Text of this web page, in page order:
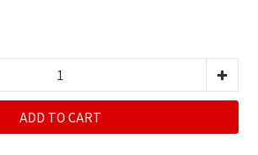
ADD TO CART